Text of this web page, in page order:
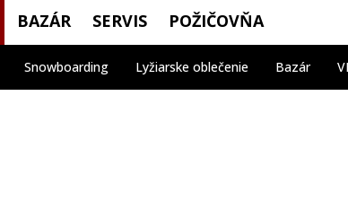
BAZÁR SERVIS POŽIČOVŇA
Snowboarding Lyžiarske oblečenie Bazár